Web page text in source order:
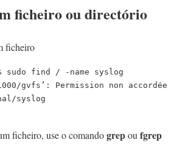
ficheiro ou directório
ficheiro
sudo find / -name syslog
gvfs’: Permission non accordée
syslog
ficheiro, use o comandogrepoufgrep